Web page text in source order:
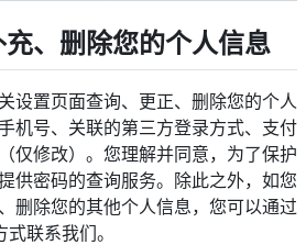
、删除您的个人信息
设置页面查询、更正、删除您的个人
机号、关联的第三方登录方式、支付
仅修改）。您理解并同意，为了保护
供密码的查询服务。除此之外，如您
删除您的其他个人信息，您可以通过
联系我们。